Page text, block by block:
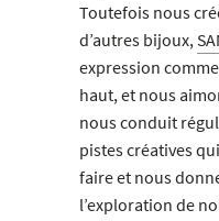
Toutefois nous
d’autres bijoux,
expression
haut, et nous
nous conduit
pistes créatives
faire et nous
l’exploration de